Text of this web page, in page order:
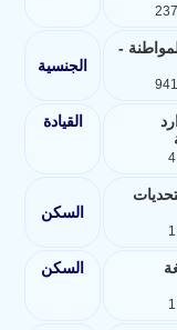
-
الجنسية
القيادة
السكن
السكن